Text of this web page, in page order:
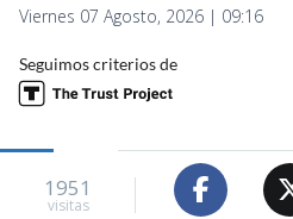
Viernes 07 Agosto, 2026 | 09:16
Seguimos criterios de
1951
visitas